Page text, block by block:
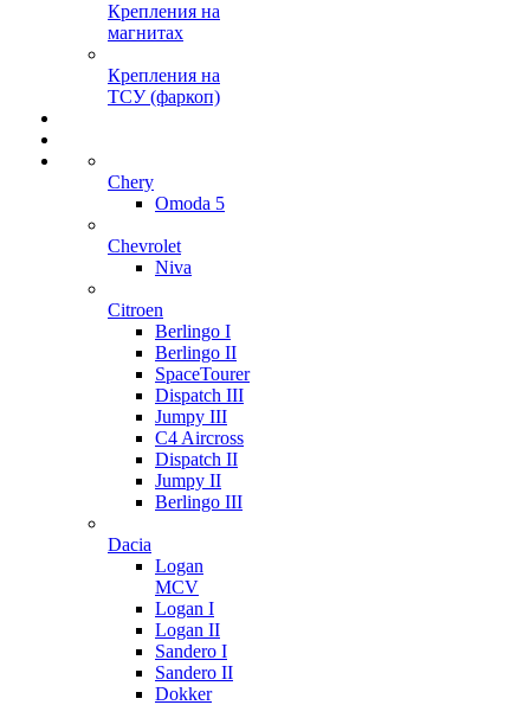
Крепления на
магнитах
Крепления на
ТСУ (фаркоп)
Chery
Omoda 5
Chevrolet
Niva
Citroen
Berlingo I
Berlingo II
SpaceTourer
Dispatch III
Jumpy III
C4 Aircross
Dispatch II
Jumpy II
Berlingo III
Dacia
Logan
MCV
Logan I
Logan II
Sandero I
Sandero II
Dokker